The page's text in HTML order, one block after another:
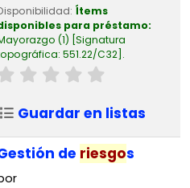
Ítems
para préstamo:
(1) Signatura
551.22/C32 .
Guardar en listas
de riesgos